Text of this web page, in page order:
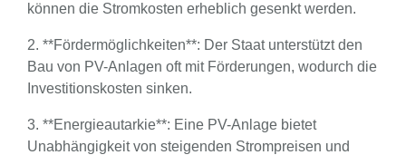
können die Stromkosten erheblich gesenkt werden.
2. **Fördermöglichkeiten**: Der Staat unterstützt den
Bau von PV-Anlagen oft mit Förderungen, wodurch die
Investitionskosten sinken.
3. **Energieautarkie**: Eine PV-Anlage bietet
Unabhängigkeit von steigenden Strompreisen und